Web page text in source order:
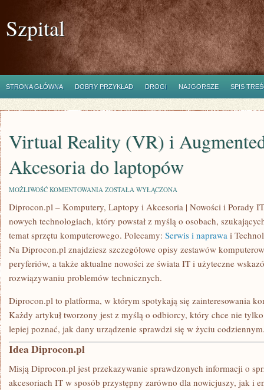
Szpital
STRONA GŁÓWNA DOBRY PRZYKŁAD DROGI NAJGORSZE SPIS
Virtual Reality (VR) i
Akcesoria do laptopów
MOŻLIWOŚĆ KOMENTOWANIA VIRTUAL
(VR)
AUGMENTED
REALITY
(AR)
I
AKCESORIA
DO
LAPTOPÓW
ZOSTAŁA WYŁĄCZONA
Diprocon.pl – Komputery, Laptopy i Akcesoria | Nowości i Porady
nowych technologiach, który powstał z myślą o osobach,
temat sprzętu komputerowego. Polecamy: Serwis i naprawa i
Na Diprocon.pl znajdziesz szczegółowe opisy zestawów
peryferiów, a także aktualne nowości ze świata IT i użyteczne
rozwiązywaniu problemów technicznych.
Diprocon.pl to platforma, w którym spotykają się zainteresowania
Każdy artykuł tworzony jest z myślą o odbiorcy, który chce nie
lepiej poznać, jak dany urządzenie sprawdzi się w życiu
Idea Diprocon.pl
Misją Diprocon.pl jest przekazywanie sprawdzonych informacji o
akcesoriach IT w sposób przystępny zarówno dla nowicjuszy, jak i